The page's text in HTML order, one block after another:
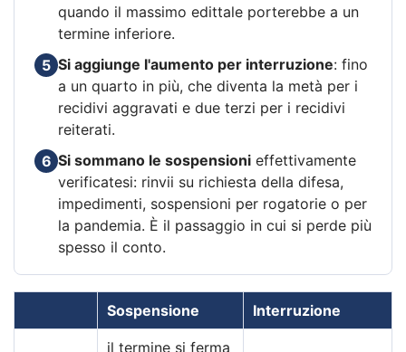
quando il massimo edittale porterebbe a un
termine inferiore.
5 Si aggiunge l'aumento per interruzione: fino
a un quarto in più, che diventa la metà per i
recidivi aggravati e due terzi per i recidivi
reiterati.
6 Si sommano le sospensioni effettivamente
verificatesi: rinvii su richiesta della difesa,
impedimenti, sospensioni per rogatorie o per
la pandemia. È il passaggio in cui si perde più
spesso il conto.
Sospensione Interruzione
il termine si ferma